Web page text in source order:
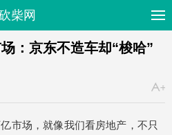
柴网
：京东不造车却“梭哈”
市场，就像我们看房地产，不只